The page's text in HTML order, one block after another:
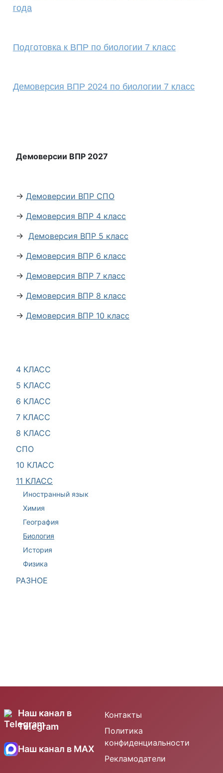
4 КЛАСС
5 КЛАСС
6 КЛАСС
7 КЛАСС
8 КЛАСС
СПО
10 КЛАСС
11 КЛАСС
Иностранный язык
Химия
География
Биология
История
Физика
РАЗНОЕ
года
Подготовка к ВПР по биологии 7 класс
Демоверсия ВПР 2024 по биологии 7 класс
Демоверсии ВПР 2027
→ Демоверсии ВПР СПО
→ Демоверсия ВПР 4 класс
→ Демоверсия ВПР 5 класс
→ Демоверсия ВПР 6 класс
→ Демоверсия ВПР 7 класс
→ Демоверсия ВПР 8 класс
→ Демоверсия ВПР 10 класс
Наш канал в
Telegram
Наш канал в MAX
Контакты
Политика
конфиденциальности
Рекламодатели